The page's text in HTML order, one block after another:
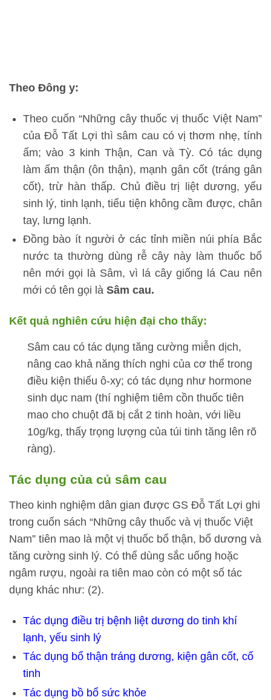
Theo Đông y:
Theo cuốn “Những cây thuốc vị thuốc Việt Nam”
của Đỗ Tất Lợi thì sâm cau có vị thơm nhẹ, tính
ấm; vào 3 kinh Thận, Can và Tỳ. Có tác dụng
làm ấm thận (ôn thận), mạnh gân cốt (tráng gân
cốt), trừ hàn thấp. Chủ điều trị liệt dương, yếu
sinh lý, tinh lạnh, tiểu tiện không cầm được, chân
tay, lưng lạnh.
Đồng bào ít người ở các tỉnh miền núi phía Bắc
nước ta thường dùng rễ cây này làm thuốc bổ
nên mới gọi là Sâm, vì lá cây giống lá Cau nên
mới có tên gọi là Sâm cau.
Kết quả nghiên cứu hiện đại cho thấy:
Sâm cau có tác dụng tăng cường miễn dịch,
nâng cao khả năng thích nghi của cơ thể trong
điều kiện thiếu ô-xy; có tác dụng như hormone
sinh dục nam (thí nghiệm tiêm cồn thuốc tiên
mao cho chuột đã bị cắt 2 tinh hoàn, với liều
10g/kg, thấy trọng lượng của túi tinh tăng lên rõ
ràng).
Tác dụng của củ sâm cau
Theo kinh nghiệm dân gian được GS Đỗ Tất Lợi ghi
trong cuốn sách “Những cây thuốc và vị thuốc Việt
Nam” tiên mao là một vị thuốc bổ thận, bổ dương và
tăng cường sinh lý. Có thể dùng sắc uống hoặc
ngâm rượu, ngoài ra tiên mao còn có một số tác
dụng khác như: (2).
Tác dụng điều trị bệnh liệt dương do tinh khí
lạnh, yếu sinh lý
Tác dụng bổ thận tráng dương, kiện gân cốt, cố
tinh
Tác dụng bồ bổ sức khỏe